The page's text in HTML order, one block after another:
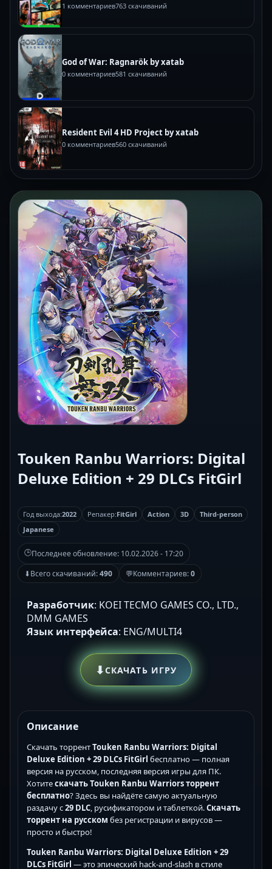
1 комментариев763 скачиваний
God of War: Ragnarök by xatab
0 комментариев581 скачиваний
Resident Evil 4 HD Project by xatab
0 комментариев560 скачиваний
Touken Ranbu Warriors: Digital
Deluxe Edition + 29 DLCs FitGirl
Год выхода:2022 Репакер:FitGirl Action 3D
Third-person
Japanese
🕒Последнее обновление: 10.02.2026 - 17:20
⬇Всего скачиваний:490 💬Комментариев:0
Разработчик: KOEI TECMO GAMES CO., LTD.,
DMM GAMES
Язык интерфейса: ENG/MULTI4
⬇СКАЧАТЬ ИГРУ
Описание
Скачать торрентTouken Ranbu Warriors: Digital
Deluxe Edition + 29 DLCs FitGirl бесплатно — полная
версия на русском, последняя версия игры для ПК.
Хотитескачать Touken Ranbu Warriors торрент
бесплатно? Здесь вы найдёте самую актуальную
раздачу с29 DLC, русификатором и таблеткой.Скачать
торрент на русском без регистрации и вирусов —
просто и быстро!
Touken Ranbu Warriors: Digital Deluxe Edition + 29
DLCs FitGirl — это эпический hack-and-slash в стиле